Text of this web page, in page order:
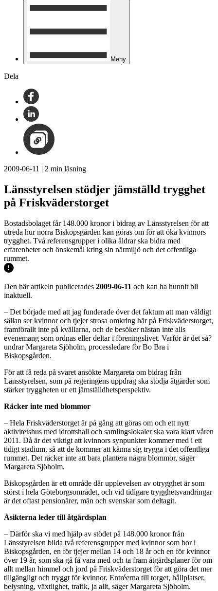
Meny
Dela
2009-06-11 | 2 min läsning
Länsstyrelsen stödjer jämställd trygghet
på Friskväderstorget
Bostadsbolaget får 148.000 kronor i bidrag av Länsstyrelsen för att
utreda hur norra Biskopsgården kan göras om för att öka kvinnors
trygghet. Två referensgrupper i olika åldrar ska bidra med
erfarenheter och önskemål kring sin närmiljö och det offentliga
rummet.
Den här artikeln publicerades 2009-06-11 och kan ha hunnit bli
inaktuell.
– Det började med att jag funderade över det faktum att man väldigt
sällan ser kvinnor och tjejer strosa omkring här på Friskväderstorget,
framförallt inte på kvällarna, och de besöker nästan inte alls
evenemang som ordnas eller deltar i föreningslivet. Varför är det så?
undrar Margareta Sjöholm, processledare för Bo Bra i
Biskopsgården.
För att få reda på svaret ansökte Margareta om bidrag från
Länsstyrelsen, som på regeringens uppdrag ska stödja åtgärder som
stärker tryggheten ur ett jämställdhetsperspektiv.
Räcker inte med blommor
– Hela Friskväderstorget är på gång att göras om och ett nytt
aktivitetshus med idrottshall och samlingslokaler ska vara klart våren
2011. Då är det viktigt att kvinnors synpunkter kommer med i ett
tidigt stadium, så att de kommer att känna sig trygga i det offentliga
rummet. Det räcker inte att bara plantera några blommor, säger
Margareta Sjöholm.
Biskopsgården är ett område där upplevelsen av otrygghet är som
störst i hela Göteborgsområdet, och vid tidigare trygghetsvandringar
är det oftast pensionärer, män och svenskar som deltagit.
Åsikterna leder till åtgärdsplan
– Därför ska vi med hjälp av stödet på 148.000 kronor från
Länsstyrelsen bilda två referensgrupper med kvinnor som bor i
Biskopsgården, en för tjejer mellan 14 och 18 år och en för kvinnor
över 19 år, som ska gå få vara med och ta fram åtgärdsplaner för om
allt mellan himmel och jord på Friskväderstorget för att göra det mer
tillgängligt och tryggt för kvinnor. Entréerna till torget, hållplatser,
belysning, växtlighet, trafik, ja allt, säger Margareta Sjöholm.